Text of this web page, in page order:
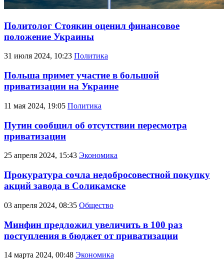
Политолог Стоякин оценил финансовое
положение Украины
31 июля 2024, 10:23 Политика
Польша примет участие в большой
приватизации на Украине
11 мая 2024, 19:05 Политика
Путин сообщил об отсутствии пересмотра
приватизации
25 апреля 2024, 15:43 Экономика
Прокуратура сочла недобросовестной покупку
акций завода в Соликамске
03 апреля 2024, 08:35 Общество
Минфин предложил увеличить в 100 раз
поступления в бюджет от приватизации
14 марта 2024, 00:48 Экономика